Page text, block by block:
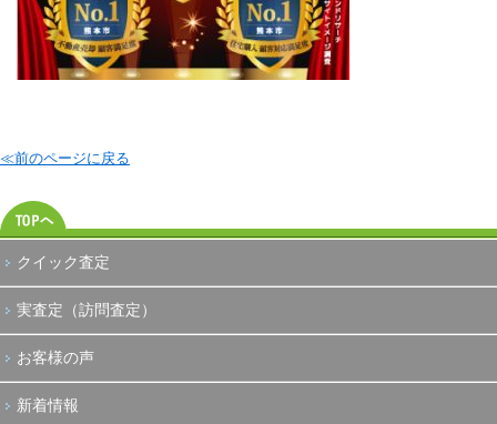
≪前のページに戻る
クイック査定
実査定（訪問査定）
お客様の声
新着情報